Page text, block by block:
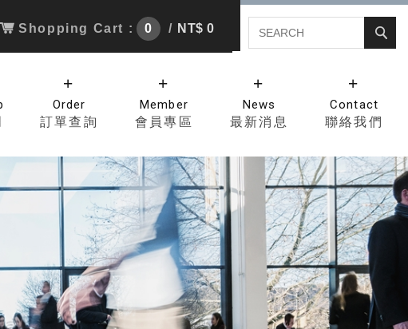
Shopping Cart : 0 / NT$ 0
Order
訂單查詢
Member
會員專區
News
最新消息
Contact
聯絡我們